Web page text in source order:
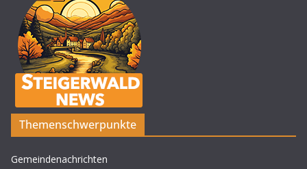
Themenschwerpunkte
Gemeindenachrichten